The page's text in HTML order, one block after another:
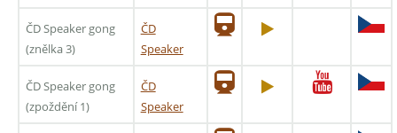
ČD Speaker gong
(znělka 3)
ČD
Speaker
ČD Speaker gong
(zpoždění 1)
ČD
Speaker